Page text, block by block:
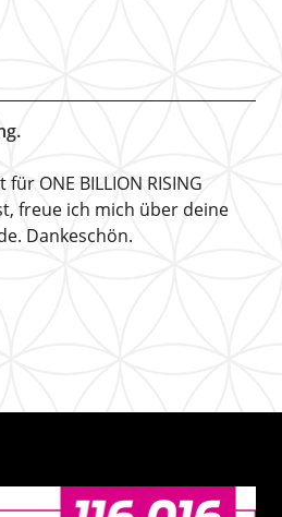
ONE BILLION RISING
freue ich mich über deine
Dankeschön.